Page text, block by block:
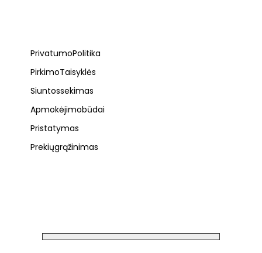
Privatumo Politika
Pirkimo Taisyklės
Siuntos sekimas
Apmokėjimo būdai
Pristatymas
Prekių grąžinimas